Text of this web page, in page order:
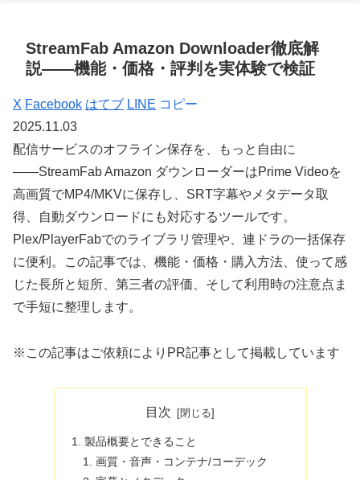
StreamFab Amazon Downloader徹底解
説――機能・価格・評判を実体験で検証
X Facebook はてブ LINE コピー
2025.11.03
配信サービスのオフライン保存を、もっと自由に
――StreamFab Amazon ダウンローダーはPrime Videoを
高画質でMP4/MKVに保存し、 SRT字幕や メタデータ取
得
自動ダウンロードにも対応するツールです。
Plex/PlayerFabでのライブラリ管理や、連ドラの一括保存
に便利。この記事では、機能・価格・購入方法、使って感
じた長所と短所、第三者の評価、そして利用時の注意点ま
で手短に整理します。
※この記事はご依頼によりPR記事として掲載しています
目次
製品概要とできること
画質・音声・コンテナ/コーデック